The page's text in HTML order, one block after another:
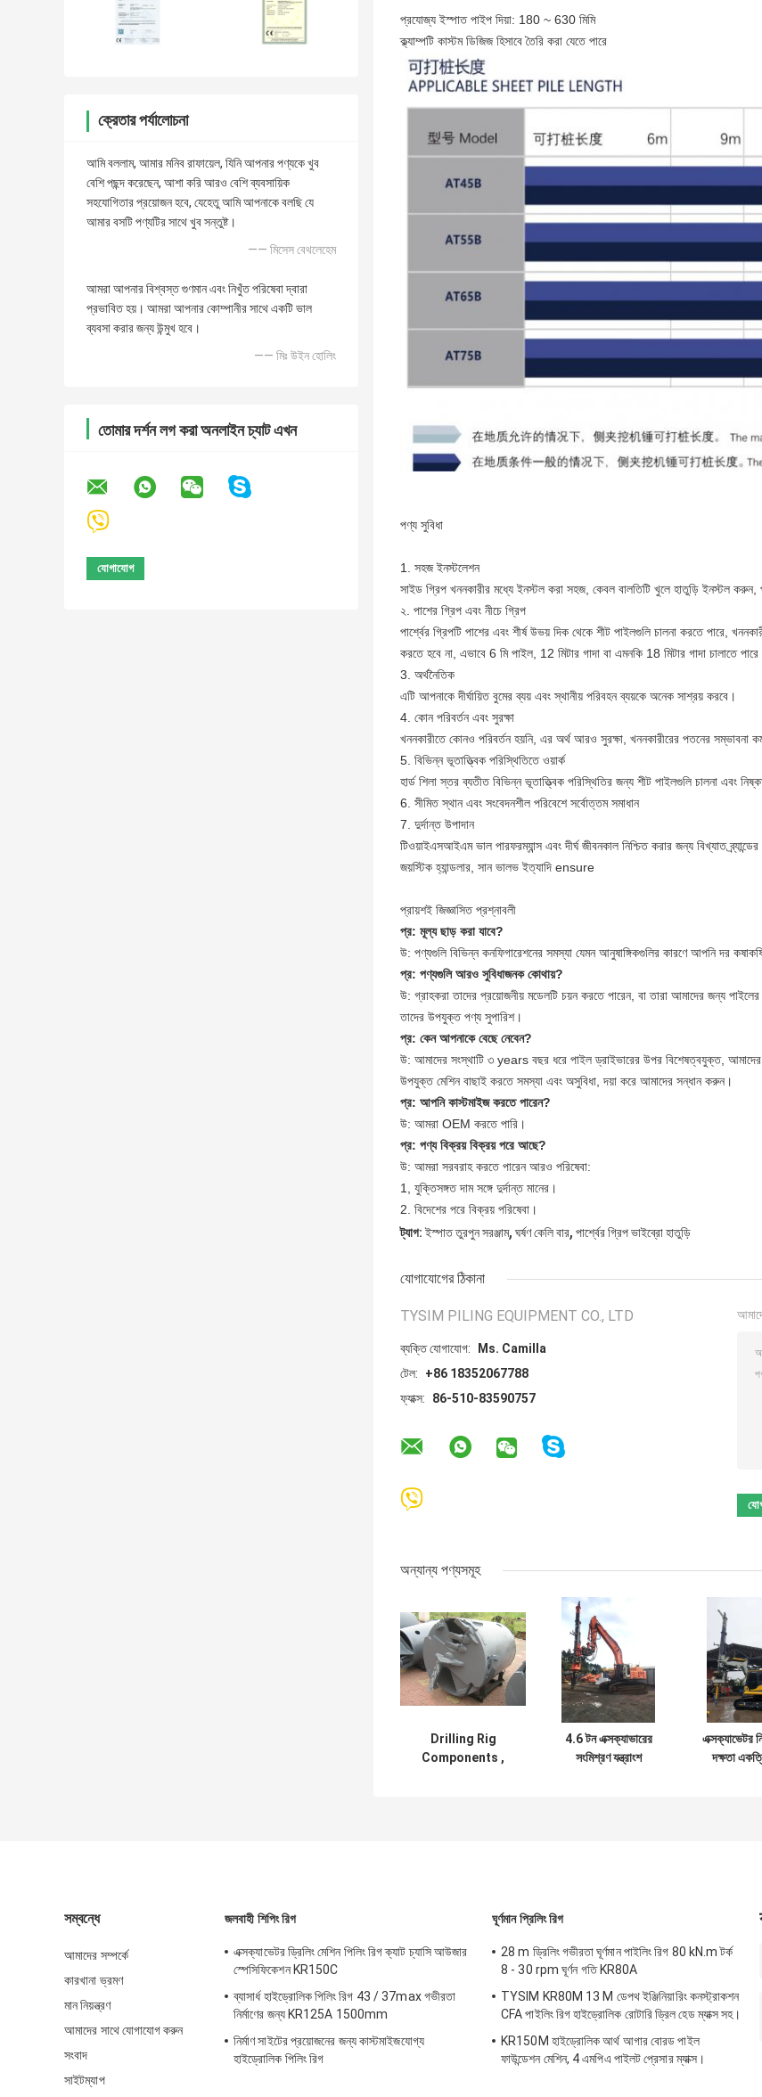
ক্রেতার পর্যালোচনা
আমি বললাম, আমার মনিব রাফায়েল, যিনি আপনার পণ্যকে খুব
বেশি পছন্দ করেছেন, আশা করি আরও বেশি ব্যবসায়িক
সহযোগিতার প্রয়োজন হবে, যেহেতু আমি আপনাকে বলছি যে
আমার বসটি পণ্যটির সাথে খুব সন্তুষ্ট।
—— মিসেস বেথলেহেম
আমরা আপনার বিশ্বস্ত গুণমান এবং নিখুঁত পরিষেবা দ্বারা
প্রভাবিত হয়। আমরা আপনার কোম্পানীর সাথে একটি ভাল
ব্যবসা করার জন্য উন্মুখ হবে।
—— মিঃ উইন হোলিং
তোমার দর্শন লগ করা অনলাইন চ্যাট এখন
প্রযোজ্য ইস্পাত পাইপ দিয়া: 180 ~ 630 মিমি
ক্ল্যাম্পটি কাস্টম ডিজিজ হিসাবে তৈরি করা যেতে পারে
পণ্য সুবিধা
1. সহজ ইনস্টলেশন
সাইড গ্রিপ খননকারীর মধ্যে ইনস্টল করা সহজ, কেবল বালতিটি খুলে হাতুড়ি ইনস্টল
২. পাশের গ্রিপ এবং নীচে গ্রিপ
পার্শ্বের গ্রিপটি পাশের এবং শীর্ষ উভয় দিক থেকে শীট পাইলগুলি চালনা করতে পারে,
করতে হবে না, এভাবে 6 মি পাইল, 12 মিটার গাদা বা এমনকি 18 মিটার গাদা চালাতে
3. অর্থনৈতিক
এটি আপনাকে দীর্ঘায়িত বুমের ব্যয় এবং স্থানীয় পরিবহন ব্যয়কে অনেক সাশ্রয় করবে।
4. কোন পরিবর্তন এবং সুরক্ষা
খননকারীতে কোনও পরিবর্তন হয়নি, এর অর্থ আরও সুরক্ষা, খননকারীরের পতনের সম্ভাবনা
5. বিভিন্ন ভূতাত্ত্বিক পরিস্থিতিতে ওয়ার্ক
হার্ড শিলা স্তর ব্যতীত বিভিন্ন ভূতাত্ত্বিক পরিস্থিতির জন্য শীট পাইলগুলি চালনা এবং
6. সীমিত স্থান এবং সংবেদনশীল পরিবেশে সর্বোত্তম সমাধান
7. দুর্দান্ত উপাদান
টিওয়াইএসআইএম ভাল পারফরম্যান্স এবং দীর্ঘ জীবনকাল নিশ্চিত করার জন্য বিখ্যাত
জয়স্টিক হ্যান্ডলার, সান ভালভ ইত্যাদি ensure
প্রায়শই জিজ্ঞাসিত প্রশ্নাবলী
প্র: মূল্য ছাড় করা যাবে?
উ: পণ্যগুলি বিভিন্ন কনফিগারেশনের সমস্যা যেমন আনুষাঙ্গিকগুলির কারণে আপনি দর
প্র: পণ্যগুলি আরও সুবিধাজনক কোথায়?
উ: গ্রাহকরা তাদের প্রয়োজনীয় মডেলটি চয়ন করতে পারেন, বা তারা আমাদের জন্য
তাদের উপযুক্ত পণ্য সুপারিশ।
প্র: কেন আপনাকে বেছে নেবেন?
উ: আমাদের সংস্থাটি ৩ years বছর ধরে পাইল ড্রাইভারের উপর বিশেষত্বযুক্ত,
উপযুক্ত মেশিন বাছাই করতে সমস্যা এবং অসুবিধা, দয়া করে আমাদের সন্ধান করুন।
প্র: আপনি কাস্টমাইজ করতে পারেন?
উ: আমরা OEM করতে পারি।
প্র: পণ্য বিক্রয় বিক্রয় পরে আছে?
উ: আমরা সরবরাহ করতে পারেন আরও পরিষেবা:
1, যুক্তিসঙ্গত দাম সঙ্গে দুর্দান্ত মানের।
2. বিদেশের পরে বিক্রয় পরিষেবা।
ট্যাগ: ইস্পাত তুরপুন সরঞ্জাম, ঘর্ষণ কেলি বার, পার্শ্বের গ্রিপ ভাইব্রো হাতুড়ি
যোগাযোগের ঠিকানা
TYSIM PILING EQUIPMENT CO., LTD
ব্যক্তি যোগাযোগ:
Ms. Camilla
টেল:
+86 18352067788
ফ্যাক্স:
86-510-83590757
অন্যান্য পণ্যসমূহ
Drilling Rig
Components ,
4.6 টন এক্সক্যাভারের
সংমিশ্রণ যন্ত্রাংশ
এক্সক্যাভেটর
দক্ষতা
সম্বন্ধে
আমাদের সম্পর্কে
কারখানা ভ্রমণ
মান নিয়ন্ত্রণ
আমাদের সাথে যোগাযোগ করুন
সংবাদ
সাইটম্যাপ
জলবাহী শিপিং রিগ
এক্সক্যাভেটর ড্রিলিং মেশিন পিলিং রিগ ক্যাট চ্যাসি আউজার
স্পেসিফিকেশন KR150C
ব্যাসার্ধ হাইড্রোলিক পিলিং রিগ 43 / 37max গভীরতা
নির্মাণের জন্য KR125A 1500mm
নির্মাণ সাইটের প্রয়োজনের জন্য কাস্টমাইজযোগ্য
হাইড্রোলিক পিলিং রিগ
ঘূর্ণমান প্রিলিং রিগ
28 m ড্রিলিং গভীরতা ঘূর্ণমান পাইলিং রিগ 80 kN.m টর্ক
8 - 30 rpm ঘূর্ণন গতি KR80A
TYSIM KR80M 13 M ডেপথ ইঞ্জিনিয়ারিং কনস্ট্রাকশন
CFA পাইলিং রিগ হাইড্রোলিক রোটারি ড্রিল হেড ম্যাক্স সহ।
KR150M হাইড্রোলিক আর্থ আগার বোরড পাইল
ফাউন্ডেশন মেশিন, 4 এমপিএ পাইলট প্রেসার ম্যাক্স।